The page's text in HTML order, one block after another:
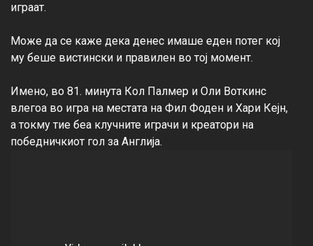
играат.
Може да се каже дека денес имаше еден потег кој
му беше вистински и правилен во тој момент.
Имено, во 81. минута Кол Палмер и Оли Воткинс
влегоа во игра на местата на Фил Фоден и Хари Кејн,
а токму тие беа клучните играчи и креатори на